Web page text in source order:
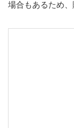
場合もあるため、